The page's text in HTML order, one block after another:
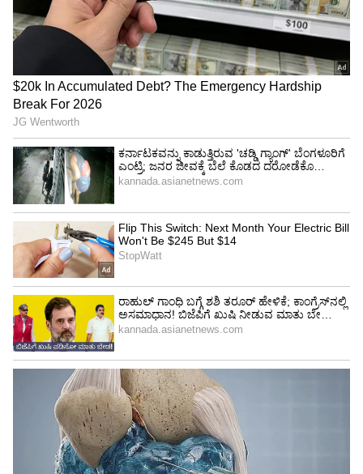
ಕನಕೋತ್ಸವದಲ್ಲಿ ರಿಷಬ್ ಶೆಟ್ಟಿ | Rishab
Shetty speech | Suvarna News
ಶೇ.50 ರಿಂದ ಶೇ.18 ಕ್ಕೆ TAX ಇಳಿಕೆ: ಮೋದಿ-
ಟ್ರಂಪ್ ಐತಿಹಾಸಿಕ ಒಪ್ಪಂದ | India US
Trade Deal | Party Rounds